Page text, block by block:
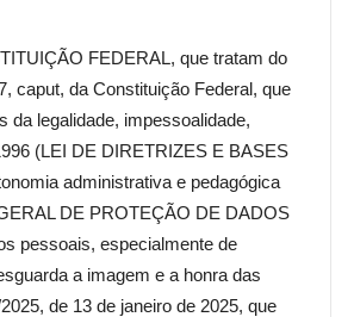
FEDERAL, que tratam do
caput, da Constituição Federal, que
da legalidade, impessoalidade,
(LEI DE DIRETRIZES E BASES
administrativa e pedagógica
DE PROTEÇÃO DE DADOS
pessoais, especialmente de
a imagem e a honra das
de 13 de janeiro de 2025, que